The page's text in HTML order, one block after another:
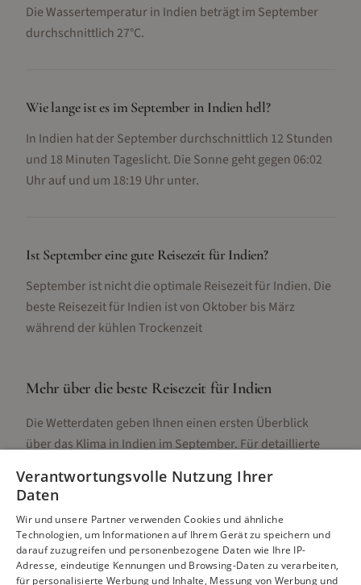
Die Wassertemperatur in Indien beträgt im September
durchschnittlich 27°C.
Wie lange ist es im September in Indien hell?
In Indien hat der September durchschnittlich 12 Stunden
und 18 Minuten Tageslicht. Die Sonne geht gegen 06:02
Uhr auf und um 18:19 Uhr unter.
Ist September eine gute Reisezeit für Indien?
September ist nicht die optimale Reisezeit für Indien. Die
beste Reisezeit für Indien ist von Oktober bis März
während der kühlen Trockenzeit
Mehr über die beste Reisezeit für Indien
Die Wetterdaten geben Ihnen einen ersten Überblick
über das Klima in Indien im September. Für detaillierte
Unterschieden, Aktivitäten und Reisetipps besuchen Sie
Alle Infos zur besten ReisezeitIndien
Verantwortungsvolle Nutzung Ihrer
Daten
Wir und unsere Partner verwenden Cookies und ähnliche
Technologien, um Informationen auf Ihrem Gerät zu speichern und
darauf zuzugreifen und personenbezogene Daten wie Ihre IP-
Adresse, eindeutige Kennungen und Browsing-Daten zu verarbeiten,
für personalisierte Werbung und Inhalte, Messung von Werbung und